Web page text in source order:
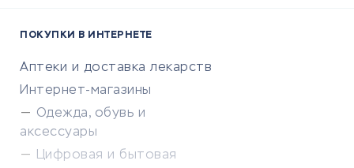
ПОКУПКИ В ИНТЕРНЕТЕ
Аптеки и доставка лекарств
Интернет-магазины
Одежда, обувь и
аксессуары
Цифровая и бытовая